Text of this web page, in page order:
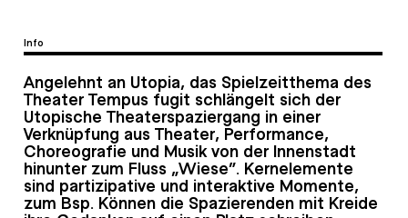
Info
Angelehnt an Utopia, das Spielzeitthema des
Theater Tempus fugit schlängelt sich der
Utopische Theaterspaziergang in einer
Verknüpfung aus Theater, Performance,
Choreografie und Musik von der Innenstadt
hinunter zum Fluss „Wiese“. Kernelemente
sind partizipative und interaktive Momente,
zum Bsp. Können die Spazierenden mit Kreide